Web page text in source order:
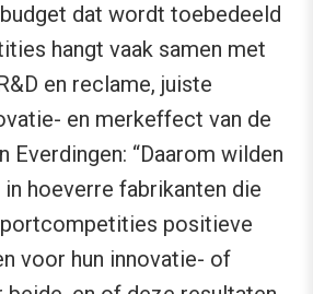
dat wordt toebedeeld
hangt vaak samen met
en reclame, juiste
en merkeffect van de
Everdingen: “Daarom wilden
hoeverre fabrikanten die
positieve
voor hun innovatie- of